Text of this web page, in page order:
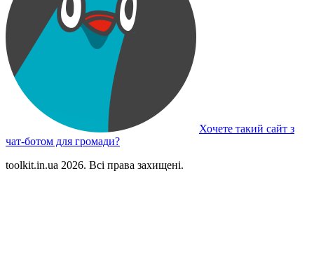
Хочете такий сайт з
чат-ботом для громади?
toolkit.in.ua 2026. Всі права захищені.